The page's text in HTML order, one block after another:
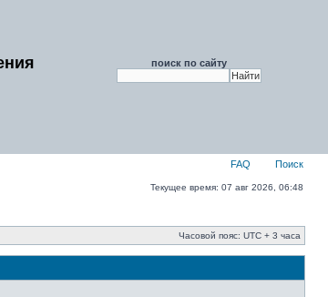
поиск по сайту
FAQ Поиск
Текущее время: 07 авг 2026, 06:48
Часовой пояс: UTC + 3 часа